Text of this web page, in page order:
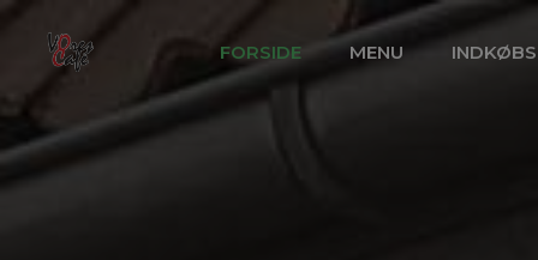
FORSIDE MENU